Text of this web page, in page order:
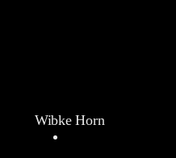
Wibke Horn